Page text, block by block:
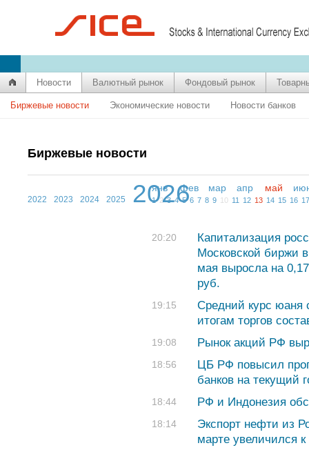
Новости Валютный рынок Фондовый рынок
Биржевые новости Экономические новости Новости банков
Биржевые новости
2022 2023 2024 2025 2026
янв фев мар апр май
1 2 3 4 5 6 7 8 9 10 11 12 13 14 15 16 17
20:20
Капитализация
Московской биржи
мая выросла на
руб.
19:15
Средний курс юаня
итогам торгов
19:08 Рынок акций РФ
18:56
ЦБ РФ повысил
банков на текущий
18:44 РФ и Индонезия
18:14
Экспорт нефти из
марте увеличился